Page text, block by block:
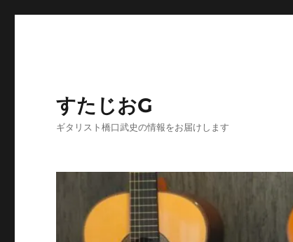
すたじおG
ギタリスト橋口武史の情報をお届けします